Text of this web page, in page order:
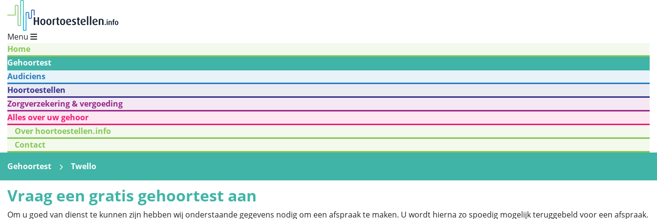
Menu
Home
Gehoortest
Audiciens
Hoortoestellen
Zorgverzekering & vergoeding
Alles over uw gehoor
Over hoortoestellen.info
Contact
Gehoortest
Twello
Vraag een gratis gehoortest aan
Om u goed van dienst te kunnen zijn hebben wij onderstaande gegevens nodig om een afspraak te maken. U wordt hierna zo spoedig mogelijk teruggebeld voor een afspraak.